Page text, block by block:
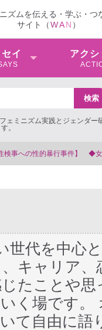
ズムを伝える・学ぶ・つ
サイト（WAN ）
イ アクシ
ェミニズム実践とジェンダー
。
世代を中心
キャリア
たことや
く場です
て自由に